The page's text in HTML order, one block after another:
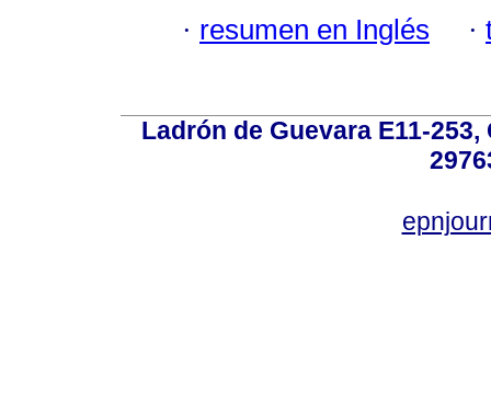
· resumen en Inglés ·
Ladrón de Guevara E11-